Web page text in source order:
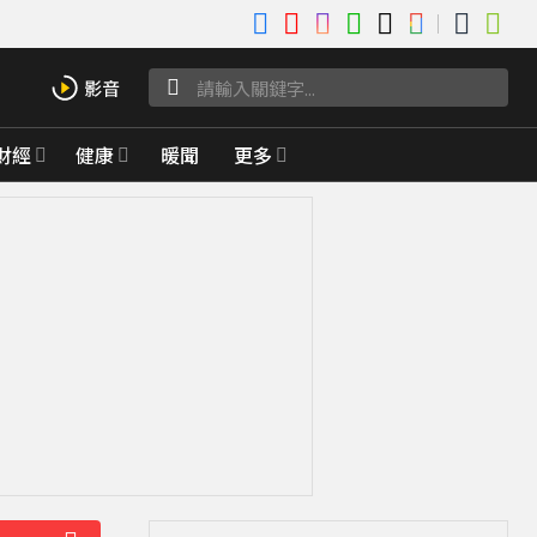
經 健康 暖聞 更多